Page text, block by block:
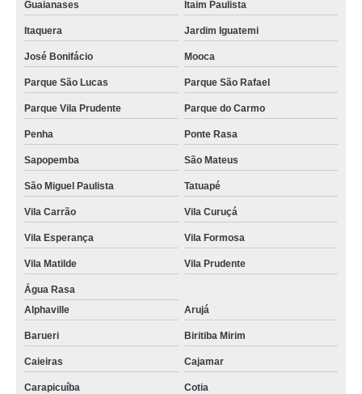
Guaianases Itaim Paulista
Itaquera Jardim Iguatemi
José Bonifácio Mooca
Parque São Lucas Parque São Rafael
Parque Vila Prudente Parque do Carmo
Penha Ponte Rasa
Sapopemba São Mateus
São Miguel Paulista Tatuapé
Vila Carrão Vila Curuçá
Vila Esperança Vila Formosa
Vila Matilde Vila Prudente
Água Rasa
Alphaville
Arujá
Barueri Biritiba Mirim
Caieiras Cajamar
Carapicuíba Cotia